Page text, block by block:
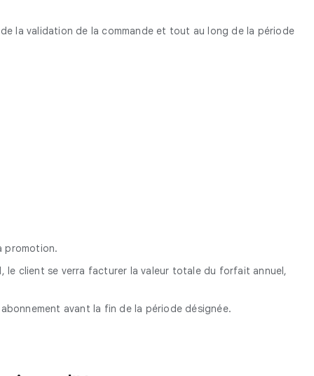
la validation de la commande et tout au long de la période
promotion.
le client se verra facturer la valeur totale du forfait annuel,
avant la fin de la période désignée.